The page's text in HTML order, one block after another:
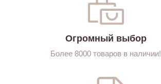
Огромный выбор
Более 8000 товаров в наличии!